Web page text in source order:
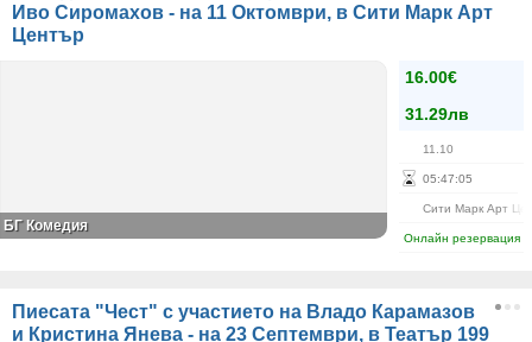
Иво Сиромахов - на 11 Октомври, в Сити Марк Арт
Център
16.00€
31.29лв
11.10
05:47:05
Сити Марк Арт
Онлайн резервация
БГ Комедия
Пиесата "Чест" с участието на Владо Карамазов
и Кристина Янева - на 23 Септември, в Театър 199